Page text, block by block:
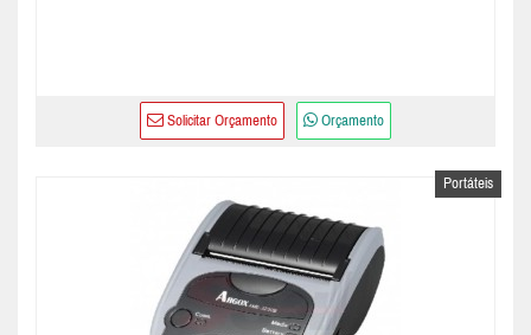
Solicitar Orçamento Orçamento
Portáteis